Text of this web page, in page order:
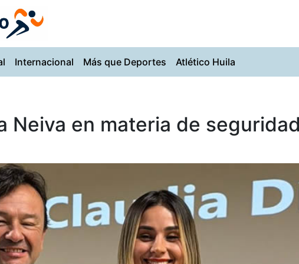
Internacional Más que Deportes Atlético Huila
Neiva en materia de